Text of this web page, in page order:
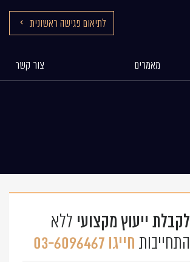
לתיאום פגישה ראשונית
מאמרים צור קשר
לקבלת ייעוץ מקצועי ללא
התחייבות חייגו 03-6096467